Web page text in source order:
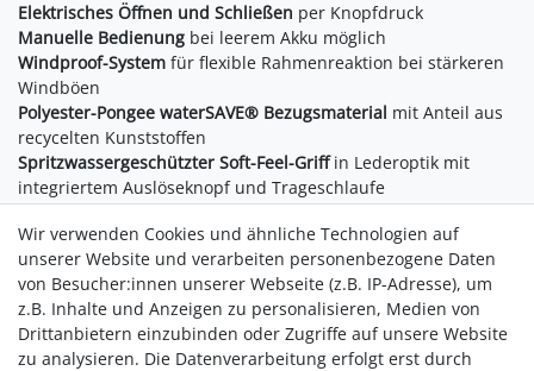
Elektrisches Öffnen und Schließen per Knopfdruck
Manuelle Bedienung bei leerem Akku möglich
Windproof-System für flexible Rahmenreaktion bei stärkeren
Windböen
Polyester-Pongee waterSAVE® Bezugsmaterial mit Anteil aus
recycelten Kunststoffen
Spritzwassergeschützter Soft-Feel-Griffin Lederoptik mit
integriertem Auslöseknopf und Trageschlaufe
Mikromotor mit Getriebe
Lithium-Ionen-Akku
Akku-Kontrollleuchte
USB-C-Ladeanschluss
Hülle mit Druckknopf
InklusiveUSB-C-Ladekabel
Wir verwenden Cookies und ähnliche Technologien auf
unserer Website und verarbeiten personenbezogene Daten
von Besucher:innen unserer Webseite (z.B. IP-Adresse), um
z.B. Inhalte und Anzeigen zu personalisieren, Medien von
Drittanbietern einzubinden oder Zugriffe auf unsere Website
zu analysieren. Die Datenverarbeitung erfolgt erst durch